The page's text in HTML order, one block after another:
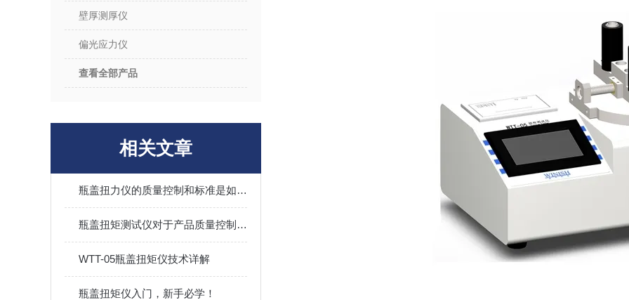
壁厚测厚仪
偏光应力仪
查看全部产品
相关文章
瓶盖扭力仪的质量控制和标准是如何确保的？
瓶盖扭矩测试仪对于产品质量控制有何重要性？
WTT-05瓶盖扭矩仪技术详解
瓶盖扭矩仪入门，新手必学！